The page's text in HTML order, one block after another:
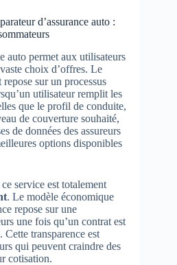
d’assurance auto :
auto permet aux utilisateurs
choix d’offres. Le
sur un processus
utilisateur remplit les
que le profil de conduite,
de couverture souhaité,
de données des assureurs
options disponibles
service est totalement
. Le modèle économique
repose sur une
une fois qu’un contrat est
transparence est
qui peuvent craindre des
cotisation.